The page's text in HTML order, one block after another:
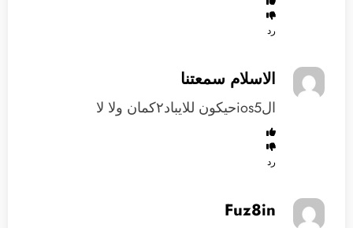
رد
الاسلام سمعتنا
الios5حيكون للايباد٢كمان ولا لا
رد
Fuz8in